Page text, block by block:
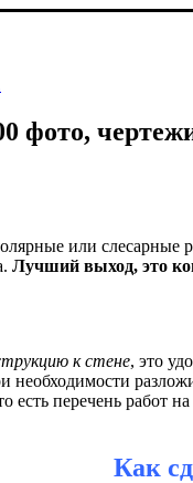
фото,
или слесарные
Лучший выход, это
к стене, это
необходимости
есть перечень работ
Как